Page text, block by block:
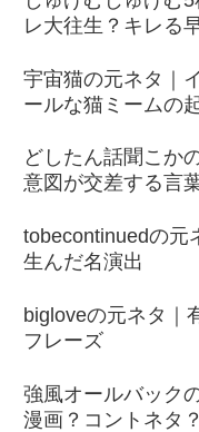
レ大往生？キレる
宇宙猫の元ネタ｜
ールな猫ミームの
どしたん話聞こか
意図が交差する言
tobecontinuedの元
生んだ名演出
bigloveの元ネタ｜
フレーズ
強風オールバック
漫画？コントネタ